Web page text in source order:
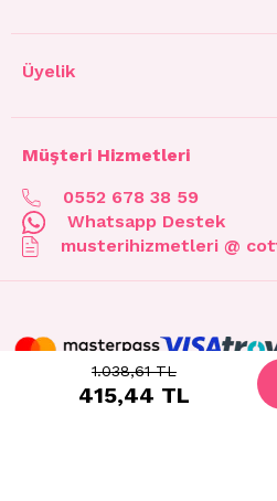
Üyelik
Müşteri Hizmetleri
0552 678 38 59
Whatsapp Destek
musterihizmetleri @
1.038,61 TL
415,44 TL